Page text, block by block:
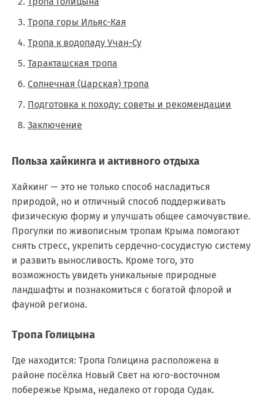
Тропа горы Ильяс-Кая
Тропа к водопаду Учан-Су
Таракташская тропа
Солнечная (Царская) тропа
Подготовка к походу: советы и рекомендации
Заключение
Польза хайкинга и активного отдыха
Хайкинг — это не только способ насладиться
природой, но и отличный способ поддерживать
физическую форму и улучшать общее самочувствие.
Прогулки по живописным тропам Крыма помогают
снять стресс, укрепить сердечно-сосудистую систему
и развить выносливость. Кроме того, это
возможность увидеть уникальные природные
ландшафты и познакомиться с богатой флорой и
фауной региона.
Тропа Голицына
Где находится: Тропа Голицина расположена в
районе посёлка Новый Свет на юго-восточном
побережье Крыма, недалеко от города Судак.